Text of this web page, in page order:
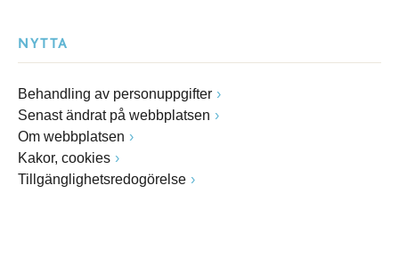
NYTTA
Behandling av personuppgifter
Senast ändrat på webbplatsen
Om webbplatsen
Kakor, cookies
Tillgänglighetsredogörelse